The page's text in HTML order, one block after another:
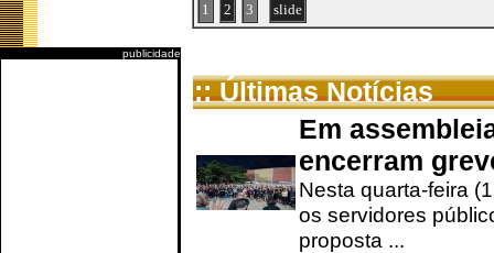
publicidade
1 2 3 slide
:: Últimas Notícias
Em
encerram
Nesta quarta-feira
os servidores
proposta ...